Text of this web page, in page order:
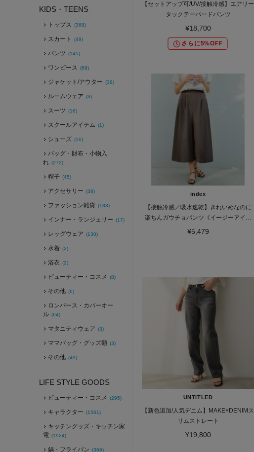
KIDS・TEENS
トップス (368)
スカート (49)
パンツ (145)
ワンピース (69)
ジャケット/アウター (38)
ルームウェア (3)
スーツ (16)
スクールアイテム (1)
シューズ (56)
バッグ・財布・小物入
れ (272)
帽子 (45)
アクセサリー (38)
ファッション雑貨 (133)
インナー・ランジェリー (17)
レッグウェア (130)
水着 (2)
浴衣 (2)
ビューティー・コスメ (8)
その他 (6)
ロンパース・カバーオー
ル (64)
マタニティウェア (3)
ママバッグ・グッズ類 (3)
その他 (49)
LIFE STYLE GOODS
ビューティー・コスメ (295)
キャラクター (1561)
キッチングッズ・キッチン家
電 (1924)
鍋・フライパン (366)
【セットアップ可/UV/接触冷感】エアリー
タックテーパードパンツ
¥18,700
さらに5%OFF
index
【接触冷感／吸水速乾】きれいめなのに
楽ちんガウチョパンツ《イージーアイロ
ン／防シワ／洗濯機OK》
¥5,479
UNTITLED
【新色追加/人気デニム】MAKE×DENIMス
リムストレート
¥19,800